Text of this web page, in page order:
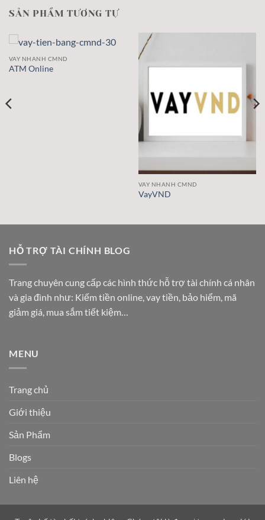
SẢN PHẨM TƯƠNG TỰ
VAY NHANH CMND
ATM Online
VAY NHANH CMND
VayVND
HỖ TRỢ TÀI CHÍNH BLOG
Trang chuyên cung cấp các hình thức hỗ trợ tài chính cá nhân
và gia đình như: Kiếm tiền online, vay tiền, bảo hiểm, mã
giảm giá, mua sắm tiết kiệm…
MENU
Trang chủ
Giới thiệu
Sản Phẩm
Blogs
Liên hệ